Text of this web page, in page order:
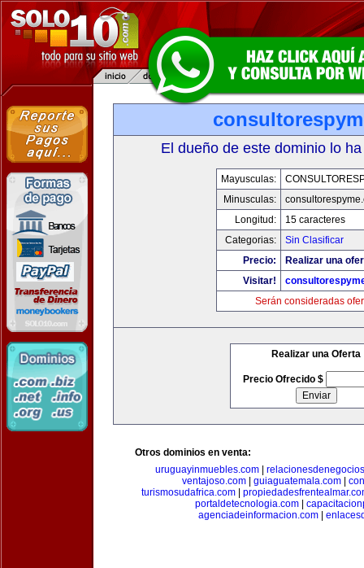
El dueño de este dominio lo
Mayusculas:
Minusculas:
Longitud:
15 caracteres
Categorias:
Sin Clasificar
Precio:
Realizar una
Visitar!
Serán consideradas
Realizar una Oferta
Precio Ofrecido $
Otros dominios en venta:
uruguayinmuebles.com|
ventajoso.com
guiaguatemala.com
turismosudafrica.com
portaldetecnologia.com|
agenciadeinformacion.com